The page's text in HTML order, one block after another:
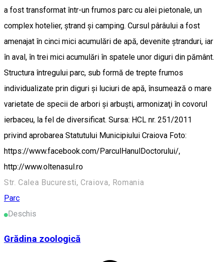
a fost transformat într-un frumos parc cu alei pietonale, un
complex hotelier, ştrand şi camping. Cursul pârâului a fost
amenajat în cinci mici acumulări de apă, devenite ştranduri, iar
în aval, în trei mici acumulări în spatele unor diguri din pământ.
Structura întregului parc, sub formă de trepte frumos
individualizate prin diguri şi luciuri de apă, însumează o mare
varietate de specii de arbori şi arbuşti, armonizaţi în covorul
ierbaceu, la fel de diversificat. Sursa: HCL nr. 251/2011
privind aprobarea Statutului Municipiului Craiova Foto:
https://www.facebook.com/ParculHanulDoctorului/,
http://www.oltenasul.ro
Str. Calea Bucuresti, Craiova, Romania
Parc
Deschis
Grădina zoologică